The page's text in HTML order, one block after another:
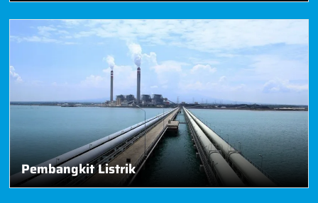
Pembangkit Listrik